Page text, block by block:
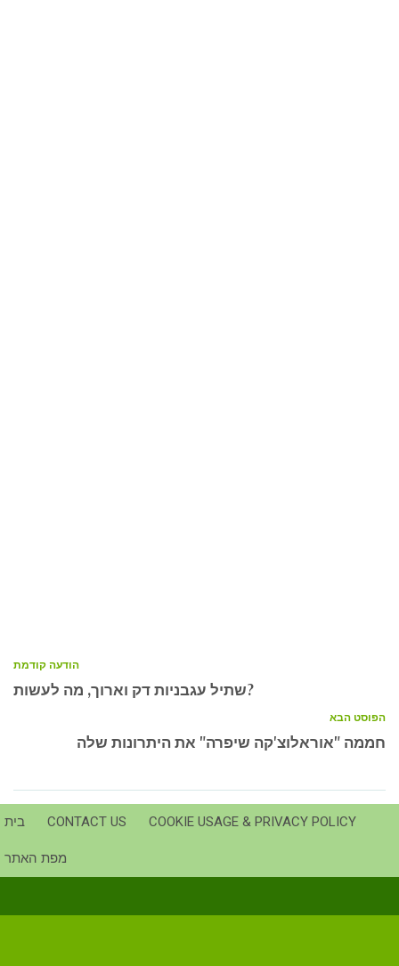
הודעה קודמת
שתיל עגבניות דק וארוך, מה לעשות?
הפוסט הבא
חממה "אוראלוצ'קה שיפרה" את היתרונות שלה
בית CONTACT US COOKIE USAGE & PRIVACY POLICY
מפת האתר